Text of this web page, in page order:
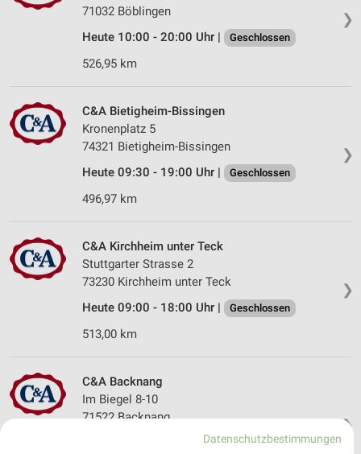
❯
71032 Böblingen
Heute 10:00 - 20:00 Uhr |
Geschlossen
526,95 km
❯
C&A Bietigheim-Bissingen
Kronenplatz 5
74321 Bietigheim-Bissingen
Heute 09:30 - 19:00 Uhr |
Geschlossen
496,97 km
❯
C&A Kirchheim unter Teck
Stuttgarter Strasse 2
73230 Kirchheim unter Teck
Heute 09:00 - 18:00 Uhr |
Geschlossen
513,00 km
❯
C&A Backnang
Im Biegel 8-10
71522 Backnang
Heute 09:00 - 19:00 Uhr | Geschlossen
Datenschutzbestimmungen